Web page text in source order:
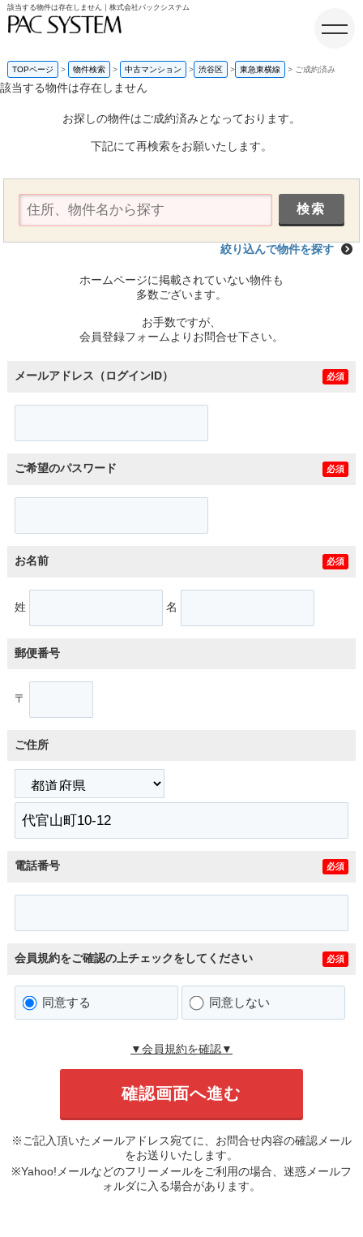
該当する物件は存在しません｜株式会社パックシステム
ホーム
TOPページ 物件検索 中古マンション 渋谷区 東急東横線 ご成約済み
該当する物件は存在しません
お探しの物件はご成約済みとなっております。
下記にて再検索をお願いたします。
絞り込んで物件を探す
ホームページに掲載されていない物件も
多数ございます。
お手数ですが、
会員登録フォームよりお問合せ下さい。
メールアドレス（ログインID） 必須
ご希望のパスワード 必須
お名前 必須
姓 名
郵便番号
〒
ご住所
電話番号 必須
会員規約をご確認の上チェックをしてください 必須
同意する 同意しない
▼会員規約を確認▼
※ご記入頂いたメールアドレス宛てに、お問合せ内容の確認メール
をお送りいたします。
※Yahoo!メールなどのフリーメールをご利用の場合、迷惑メールフ
ォルダに入る場合があります。